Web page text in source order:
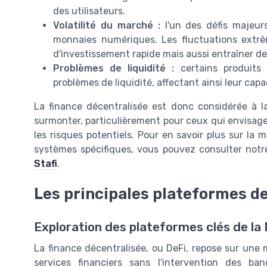
des utilisateurs.
Volatilité du marché :l'un des défis
monnaies numériques. Les fluctuations
d'investissement rapide mais aussi entraîner
Problèmes de liquidité : certains
problèmes de liquidité, affectant ainsi leur
La finance décentralisée est donc considérée
surmonter, particulièrement pour ceux qui
les risques potentiels. Pour en savoir plus sur la
systèmes spécifiques, vous pouvez consulter
Stafi.
Les principales plateformes
Exploration des plateformes clés de la
La finance décentralisée, ou DeFi, repose sur
services financiers sans l'intervention des